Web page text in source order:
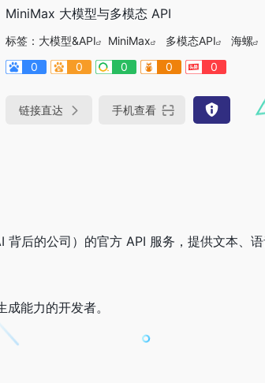
MiniMax 大模型与多模态 API
标签： 大模型&API MiniMax 多模态API
海螺
0
0 0 0 0
链接直达 手机查看
后的公司）的官方 API 服务，提供文本、
能力的开发者。